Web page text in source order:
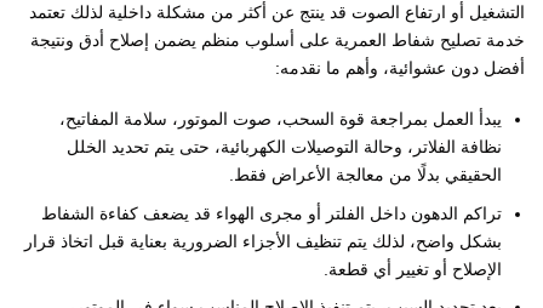
التشغيل أو ارتفاع الصوت قد ينتج عن أكثر من مشكلة داخلية لذلك تعتمد
خدمة تصليح شفاط العمرية على أسلوب منظم يضمن إصلاح أدق ونتيجة
أفضل دون عشوائية، وأهم ما نقدمه:
يبدأ العمل بمراجعة قوة السحب، صوت الموتور، سلامة المفاتيح،
نظافة الفلاتر، وحالة التوصيلات الكهربائية، حتى يتم تحديد الخلل
الحقيقي بدلًا من معالجة الأعراض فقط.
تراكم الدهون داخل الفلتر أو مجرى الهواء قد يضعف كفاءة الشفاط
بشكل واضح، لذلك يتم تنظيف الأجزاء الضرورية بعناية قبل اتخاذ قرار
الإصلاح أو تغيير أي قطعة.